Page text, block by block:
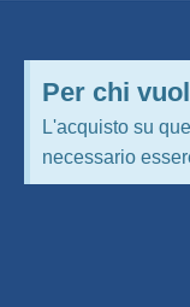
Per chi
L'acquisto su
necessario